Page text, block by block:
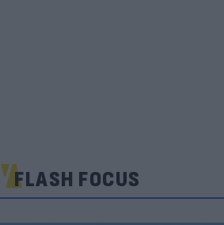
FLASH FOCUS